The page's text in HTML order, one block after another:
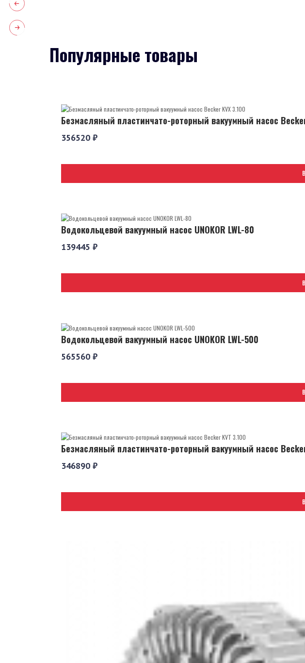
Популярные товары
Безмасляный пластинчато-роторный вакуумный насос
356520 ₽
Водокольцевой вакуумный насос UNOKOR LWL-80
139445 ₽
Водокольцевой вакуумный насос UNOKOR LWL-500
565560 ₽
Безмасляный пластинчато-роторный вакуумный насос
346890 ₽